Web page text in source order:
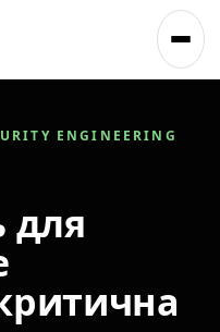
ENGINEERING
для